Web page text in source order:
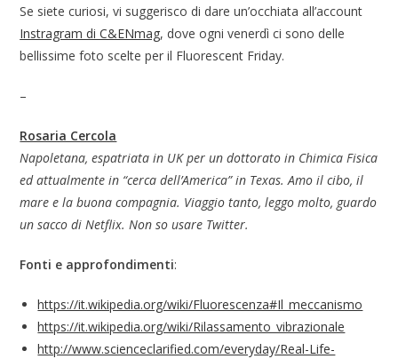
Se siete curiosi, vi suggerisco di dare un’occhiata all’account
Instragram di C&ENmag, dove ogni venerdì ci sono delle
bellissime foto scelte per il Fluorescent Friday.
–
Rosaria Cercola
Napoletana, espatriata in UK per un dottorato in Chimica Fisica
ed attualmente in “cerca dell’America” in Texas. Amo il cibo, il
mare e la buona compagnia. Viaggio tanto, leggo molto, guardo
un sacco di Netflix. Non so usare Twitter.
Fonti e approfondimenti:
https://it.wikipedia.org/wiki/Fluorescenza#Il_meccanismo
https://it.wikipedia.org/wiki/Rilassamento_vibrazionale
http://www.scienceclarified.com/everyday/Real-Life-